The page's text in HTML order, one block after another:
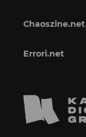
Chaoszine.net
Errori.net